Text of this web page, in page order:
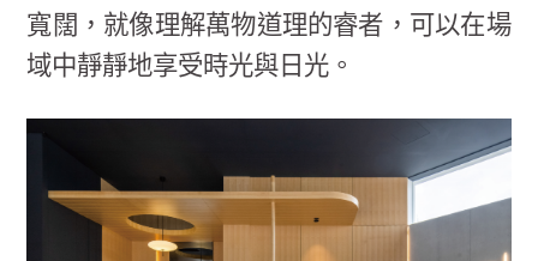
寬闊，就像理解萬物道理的睿者，可以在場
域中靜靜地享受時光與日光。